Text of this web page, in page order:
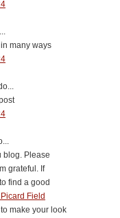
many ways
blog. Please
grateful. If
find a good
Field
make your look